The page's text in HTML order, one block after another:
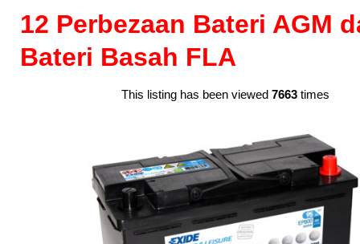
12 Perbezaan Bateri AGM
Bateri Basah FLA
This listing has been viewed 7663times